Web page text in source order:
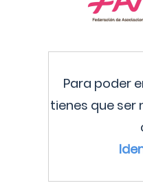
Para poder
tienes que ser